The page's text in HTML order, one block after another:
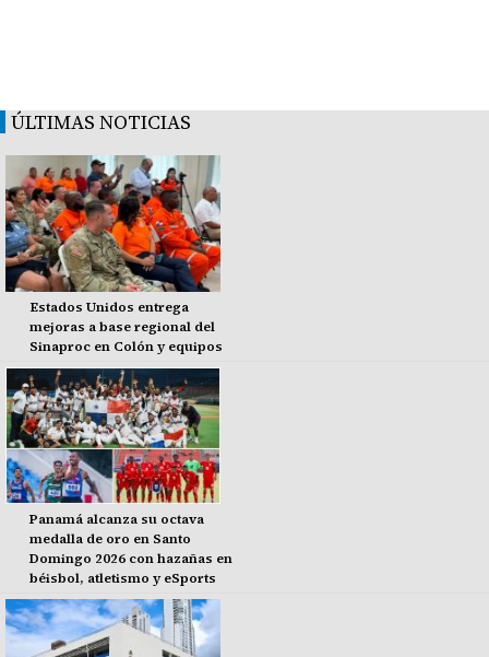
ÚLTIMAS NOTICIAS
Estados Unidos entrega
mejoras a base regional del
Sinaproc en Colón y equipos
Panamá alcanza su octava
medalla de oro en Santo
Domingo 2026 con hazañas en
béisbol, atletismo y eSports